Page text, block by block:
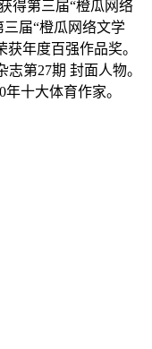
得第三届“橙瓜网络
三届“橙瓜网络文学
年度百强作品奖。
第27期 封面人物。
十大体育作家。